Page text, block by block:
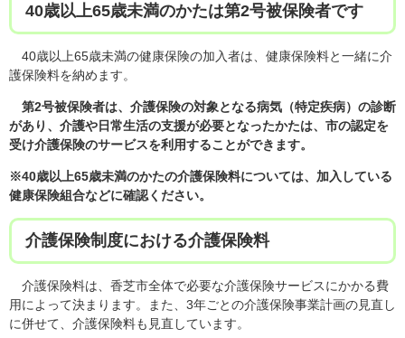
40歳以上65歳未満のかたは第2号被保険者です​
40歳以上65歳未満の健康保険の加入者は、健康保険料と一緒に介
護保険料を納めます。
第2号被保険者は、介護保険の対象となる病気（特定疾病）の診断
があり、介護や日常生活の支援が必要となったかたは、市の認定を
受け介護保険のサービスを利用することができます。
※40歳以上65歳未満のかたの介護保険料については、加入している
健康保険組合などに確認ください。
介護保険制度における介護保険料
介護保険料は、香芝市全体で必要な介護保険サービスにかかる費
用によって決まります。また、3年ごとの介護保険事業計画の見直し
に併せて、介護保険料も見直しています。